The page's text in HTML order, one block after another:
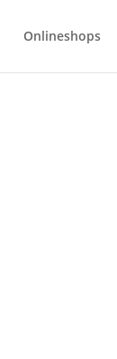
Onlineshops